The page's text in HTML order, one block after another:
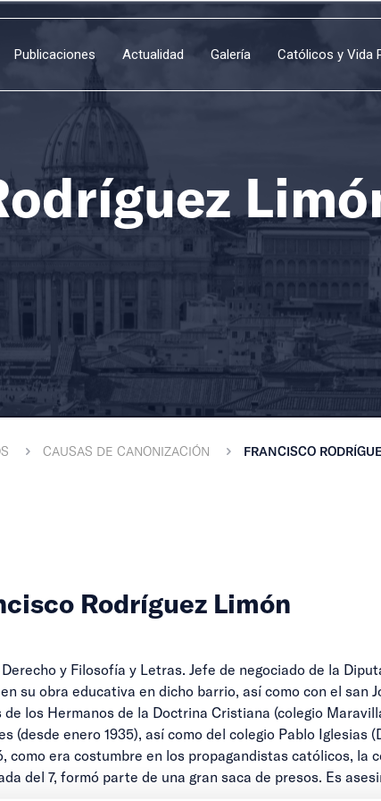
Publicaciones Actualidad Galería Católicos y Vida
CAUSAS DE CANONIZACIÓN FRANCISCO
Rodríguez Limón
y Filosofía y Letras. Jefe de negociado de la
su obra educativa en dicho barrio, así como con el san
de los Hermanos de la Doctrina Cristiana (colegio
(desde enero 1935), así como del colegio Pablo
como era costumbre en los propagandistas católicos, la
del 7, formó parte de una gran saca de presos. Es